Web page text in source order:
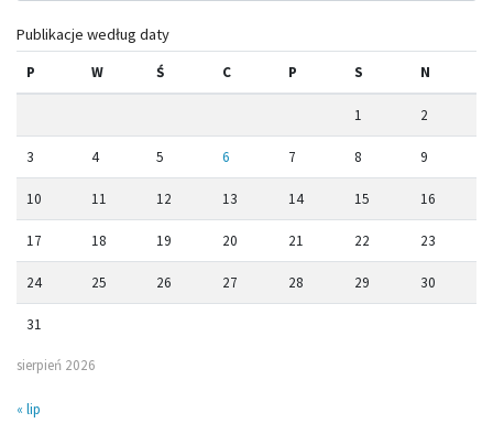
Publikacje według daty
sierpień 2026
P W Ś C P S N
1 2
3 4 5 6 7 8 9
10 11 12 13 14 15 16
17 18 19 20 21 22 23
24 25 26 27 28 29 30
31
« lip